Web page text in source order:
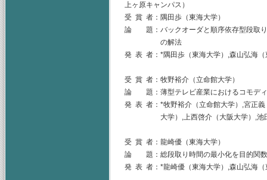
上ヶ原キャンパス）
受 賞 者：隅田歩（東海大学）
論 題：バックオーダと順序依存型段取り
の解法
発 表 者：*隅田歩（東海大学）,森山弘海
受 賞 者：牧野裕介（立命館大学）
論 題：薄型テレビ産業におけるコモディ
発 表 者：*牧野裕介（立命館大学）,宮正
大学）,上西啓介（大阪大学）,池田順
受 賞 者：龍崎優（東海大学）
論 題：総段取り時間の最小化を目的関数
発 表 者：*龍崎優（東海大学）,森山弘海